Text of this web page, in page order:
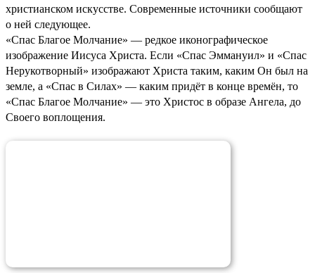
христианском искусстве. Современные источники сообщают
о ней следующее.
«Спас Благое Молчание» — редкое иконографическое
изображение Иисуса Христа. Если «Спас Эммануил» и «Спас
Нерукотворный» изображают Христа таким, каким Он был на
земле, а «Спас в Силах» — каким придёт в конце времён, то
«Спас Благое Молчание» — это Христос в образе Ангела, до
Своего воплощения.